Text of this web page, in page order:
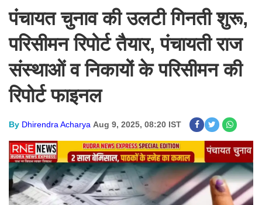
पंचायत चुनाव की उलटी गिनती शुरू,
परिसीमन रिपोर्ट तैयार, पंचायती राज
संस्थाओं व निकायों के परिसीमन की
रिपोर्ट फाइनल
By Dhirendra Acharya Aug 9, 2025, 08:20 IST